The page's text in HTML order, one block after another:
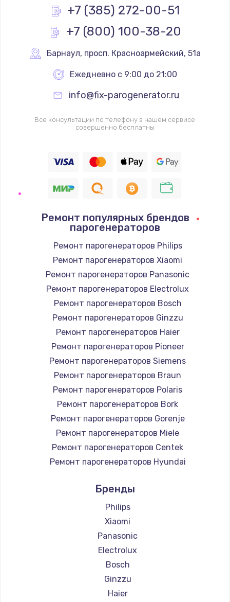
+7 (385) 272-00-51
+7 (800) 100-38-20
Барнаул, просп. Красноармейский, 51а
Ежедневно с 9:00 до 21:00
info@fix-parogenerator.ru
Все консультации по телефону в нашем сервисе
совершенно бесплатны
Ремонт популярных брендов
парогенераторов
Ремонт парогенераторов Philips
Ремонт парогенераторов Xiaomi
Ремонт парогенераторов Panasonic
Ремонт парогенераторов Electrolux
Ремонт парогенераторов Bosch
Ремонт парогенераторов Ginzzu
Ремонт парогенераторов Haier
Ремонт парогенераторов Pioneer
Ремонт парогенераторов Siemens
Ремонт парогенераторов Braun
Ремонт парогенераторов Polaris
Ремонт парогенераторов Bork
Ремонт парогенераторов Gorenje
Ремонт парогенераторов Miele
Ремонт парогенераторов Centek
Ремонт парогенераторов Hyundai
Ремонт парогенераторов DELTA
Ремонт парогенераторов Silter
Ремонт парогенераторов Chayka
Ремонт парогенераторов Beko
Ремонт парогенераторов Vivitek
Ремонт парогенераторов RED solution
Бренды
Philips
Xiaomi
Panasonic
Electrolux
Bosch
Ginzzu
Haier